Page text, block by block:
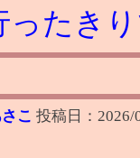
ったき
こ 投稿日： 2026/